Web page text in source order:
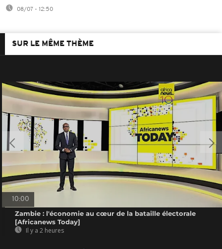
08/07 - 12:50
SUR LE MÊME THÈME
10:00
Zambie : l'économie au cœur de la bataille électorale
[Africanews Today]
Il y a 2 heures